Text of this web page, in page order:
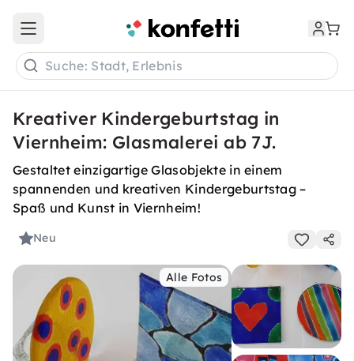
Open main menu
Suche: Stadt, Erlebnis
Kreativer Kindergeburtstag in
Viernheim: Glasmalerei ab 7J.
Gestaltet einzigartige Glasobjekte in einem
spannenden und kreativen Kindergeburtstag –
Spaß und Kunst in Viernheim!
Neu
Alle Fotos